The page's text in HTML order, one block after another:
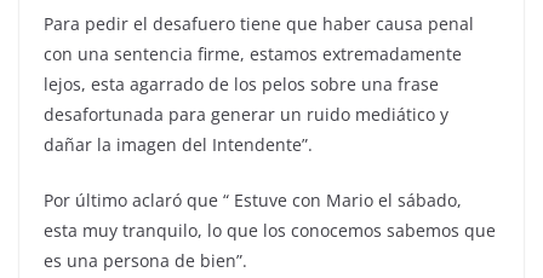
Para pedir el desafuero tiene que haber causa penal
con una sentencia firme, estamos extremadamente
lejos, esta agarrado de los pelos sobre una frase
desafortunada para generar un ruido mediático y
dañar la imagen del Intendente”.
Por último aclaró que “ Estuve con Mario el sábado,
esta muy tranquilo, lo que los conocemos sabemos que
es una persona de bien”.